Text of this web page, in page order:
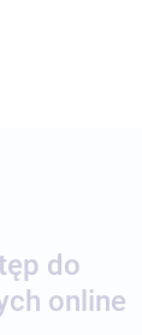
do
online